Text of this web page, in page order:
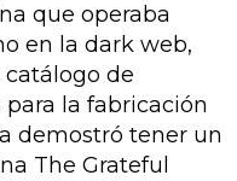
que operaba
en la dark web,
de
la fabricación
demostró tener un
The Grateful